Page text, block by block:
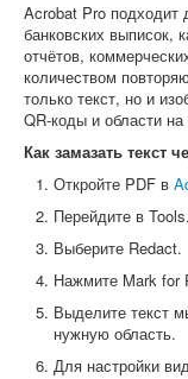
Acrobat Pro подходит
банковских выписок,
отчётов,
количеством
только текст, но и
QR-коды и области на
Как замазать текст
Откройте PDF в
Перейдите в Tools.
Выберите Redact.
Нажмите Mark for
Выделите текст
нужную область.
Для настройки